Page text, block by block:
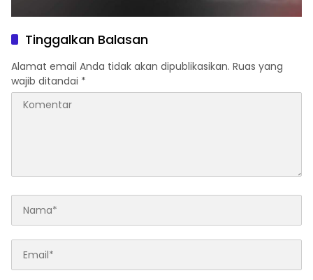
Tinggalkan Balasan
Alamat email Anda tidak akan dipublikasikan. Ruas yang
wajib ditandai *